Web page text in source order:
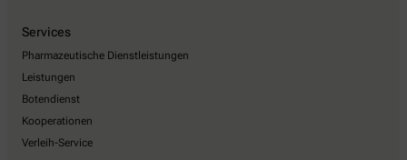
Services
Pharmazeutische Dienstleistungen
Leistungen
Botendienst
Kooperationen
Verleih-Service